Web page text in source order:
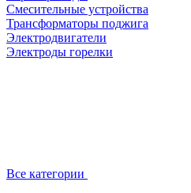
Смесительные устройства
Трансформаторы поджига
Электродвигатели
Электроды горелки
Все категории